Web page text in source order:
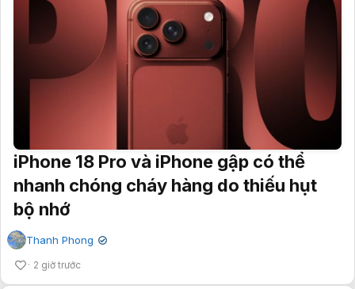
iPhone 18 Pro và iPhone gập có thể
nhanh chóng cháy hàng do thiếu hụt
bộ nhớ
Thanh Phong ✔
2 giờ trước